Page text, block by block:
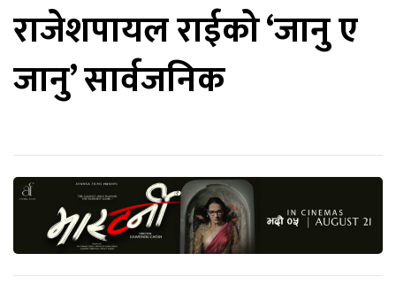
राजेशपायल राईको ‘जानु ए
जानु’ सार्वजनिक